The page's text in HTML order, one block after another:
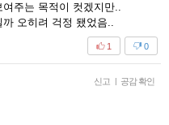
주는 목적이 컷겠지만..
오히려 걱정 됐었음..
0
1
신고 공감 확인